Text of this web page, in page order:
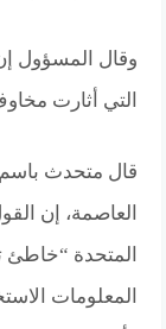
وقال المسؤول
التي أثارت
قال متحدث باسم
العاصمة، إن
المتحدة “خاطئ
المعلومات